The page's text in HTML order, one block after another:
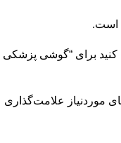
است.
کنید برای “گوشی پزشکی
موردنیاز علامت‌گذاری